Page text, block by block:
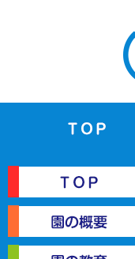
トップ
園の概要